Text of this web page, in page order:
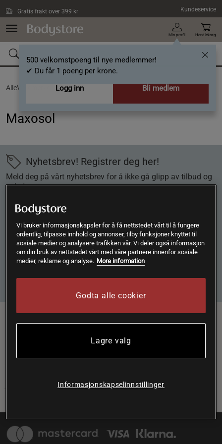
Gratis frakt over 399 kr Kundeservice
Min profil
500 velkomstpoeng til nye medlemmer!
✔ Du får 1 poeng per krone.
Logg inn
Bli medlem
Handlekorg
AlleVaremerker / Maxosol
Maxosol
Nyhetsbrev! Registrer deg her!
Meld deg på vårt nyhetsbrev for å ikke gå glipp av tilbud og
nyheter.
Ved å klikke på "Abonner" godtar jeg at Bodystore lagrer e-
postadressen min i samsvar med Bodystore sin
Personvernerklæring
Abonnere
Følg oss her:
Vi bruker informasjonskapsler for å få nettstedet vårt til å fungere
ordentlig, tilpasse innhold og annonser, tilby funksjoner knyttet til
sosiale medier og analysere trafikken vår. Vi deler også informasjon
om din bruk av nettstedet vårt med våre partnere innenfor sosiale
medier, reklame og analyse. More information
Godta alle cookier
Lagre valg
Informasjonskapselinnstillinger